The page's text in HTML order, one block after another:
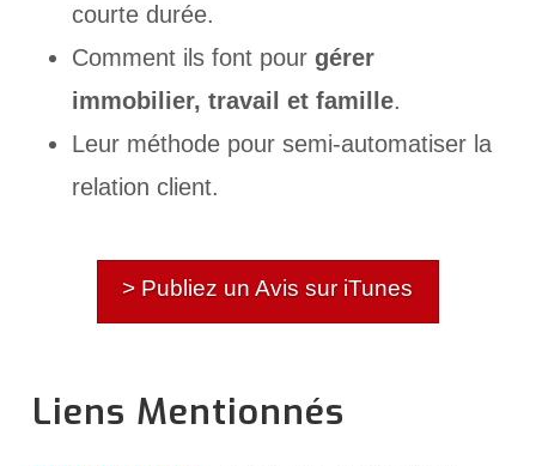
courte durée.
Comment ils font pour gérer
immobilier, travail et famille.
Leur méthode pour semi-automatiser la
relation client.
> Publiez un Avis sur iTunes
Liens Mentionnés